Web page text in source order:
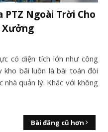
PTZ Ngoài Trời Cho
Xưởng
có diện tích lớn như công
bãi luôn là bài toán đòi
quản lý. Khác với không
Bài đăng cũ hơn